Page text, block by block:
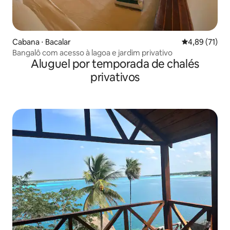
Cabana ⋅ Bacalar 4,89 de uma
4,89 (71)
Bangalô com acesso à lagoa e jardim privativo
Aluguel por temporada de chalés
privativos